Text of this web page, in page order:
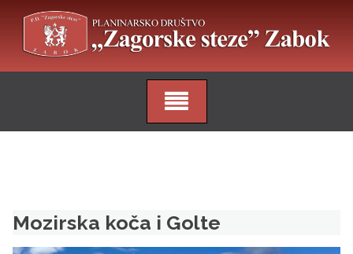
Mozirska koča i Golte